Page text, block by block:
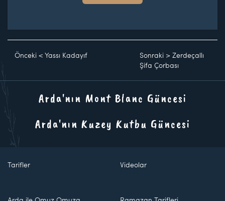
Önceki < Yassı Kadayıf Sonraki >Zerdeçallı
Şifa Çorbası
Arda'nın Mont Blanc Güncesi
Arda'nın Kuzey Kutbu Güncesi
Tarifler Videolar